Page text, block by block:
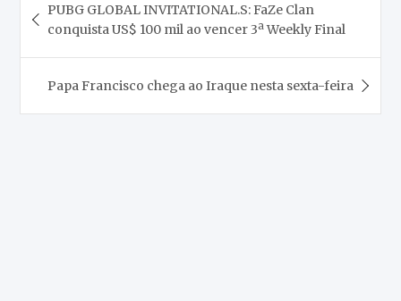
de
Post
PUBG GLOBAL INVITATIONAL.S: FaZe Clan
conquista US$ 100 mil ao vencer 3ª Weekly Final
Papa Francisco chega ao Iraque nesta sexta-feira